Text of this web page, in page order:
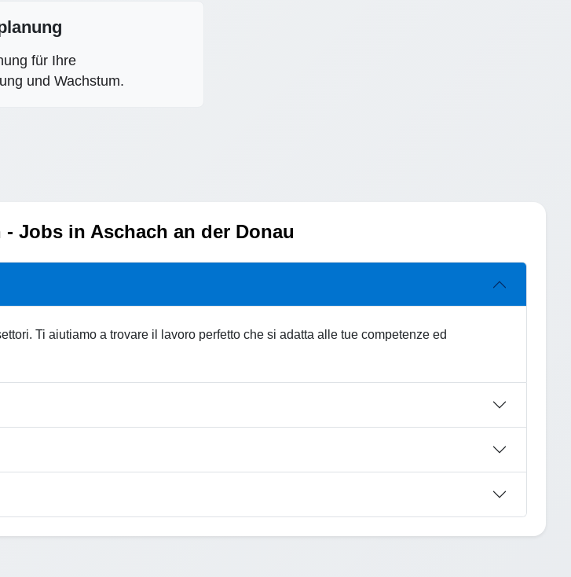
für Ihre
und Wachstum.
Jobs in Aschach an der Donau
Ti aiutiamo a trovare il lavoro perfetto che si adatta alle tue competenze ed